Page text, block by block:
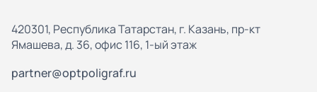
420301, Республика Татарстан, г. Казань, пр-кт
Ямашева, д. 36, офис 116, 1-ый этаж
partner@optpoligraf.ru